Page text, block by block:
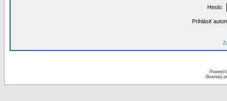
Heslo:
Prihlásiť
Powered
Slovenský